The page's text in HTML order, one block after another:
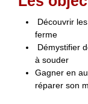
Découvrir
ferme
Démystifier
à souder
Gagner en
réparer son